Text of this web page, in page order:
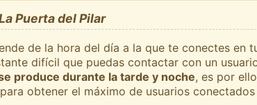
Puerta del Pilar
de la hora del día a la que te conectes en
difícil que puedas contactar con un
produce durante la tarde y noche, es por
obtener el máximo de usuarios